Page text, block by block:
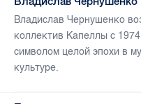
Владислав Чернушенко
коллектив Капеллы с 1974
символом целой эпохи в
культуре.